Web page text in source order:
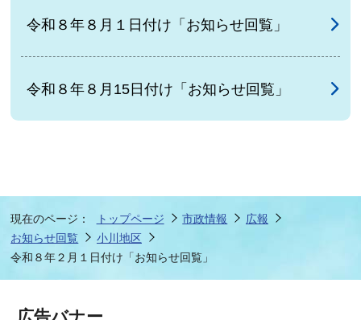
令和８年８月１日付け「お知らせ回覧」
令和８年８月15日付け「お知らせ回覧」
現在のページ： トップページ 市政情報
広報
お知らせ回覧
小川地区
令和８年２月１日付け「お知らせ回覧」
広告バナー